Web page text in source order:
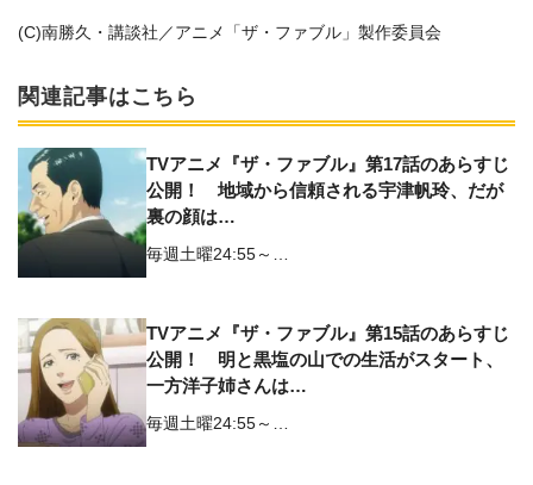
(C)南勝久・講談社／アニメ「ザ・ファブル」製作委員会
関連記事はこちら
TVアニメ『ザ・ファブル』第17話のあらすじ
公開！ 地域から信頼される宇津帆玲、だが
裏の顔は…
毎週土曜24:55～…
TVアニメ『ザ・ファブル』第15話のあらすじ
公開！ 明と黒塩の山での生活がスタート、
一方洋子姉さんは…
毎週土曜24:55～…